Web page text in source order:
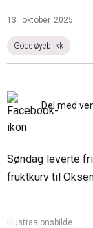
13 . oktober 2025
Gode øyeblikk
Del med
Søndag leverte
fruktkurv til
Illustrasjonsbilde.